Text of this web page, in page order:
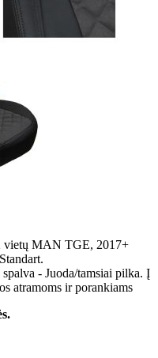
vietų MAN TGE, 2017+
- Juoda/tamsiai pilka. Į
atramoms ir porankiams